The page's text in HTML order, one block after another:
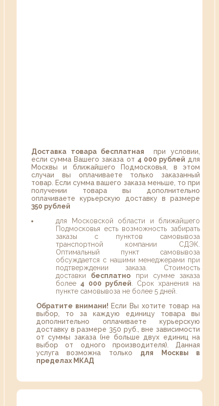
Доставка товара бесплатная при условии,
если сумма Вашего заказа от 4 000 рублей для
Москвы и ближайшего Подмосковья, в этом
случаи вы оплачиваете только заказанный
товар. Если сумма вашего заказа меньше, то при
получении товара вы дополнительно
оплачиваете курьерскую доставку в размере
350 рублей
для Московской области и ближайшего
Подмосковья есть возможность забирать
заказы с пунктов самовывоза
транспортной компании СДЭК.
Оптимальный пункт самовывоза
обсуждается с нашими менеджерами при
подтверждении заказа. Стоимость
доставки бесплатно при сумме заказа
более 4 000 рублей . Срок хранения на
пункте самовывоза не более 5 дней.
Обратите внимани! Если Вы хотите товар на
выбор, то за каждую единицу товара вы
дополнительно оплачиваете курьерскую
доставку в размере 350 руб., вне зависимости
от суммы заказа (не больше двух единиц на
выбор от одного производителя). Данная
услуга возможна только для Москвы в
пределах МКАД